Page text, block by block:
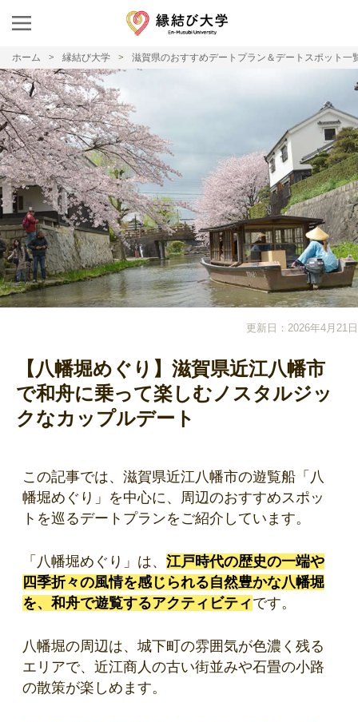
ホーム 縁結び大学 滋賀県のおすすめデートプラン＆デートスポット一
更新日：2026年4月21日
【八幡堀めぐり】滋賀県近江八幡市
で和舟に乗って楽しむノスタルジッ
クなカップルデート
この記事では、滋賀県近江八幡市の遊覧船「八
幡堀めぐり」を中心に、周辺のおすすめスポッ
トを巡るデートプランをご紹介しています。
「八幡堀めぐり」は、 江戸時代の歴史の一端や
四季折々の風情を感じられる自然豊かな八幡堀
を、和舟で遊覧するアクティビティです。
八幡堀の周辺は、城下町の雰囲気が色濃く残る
エリアで、近江商人の古い街並みや石畳の小路
の散策が楽しめます。